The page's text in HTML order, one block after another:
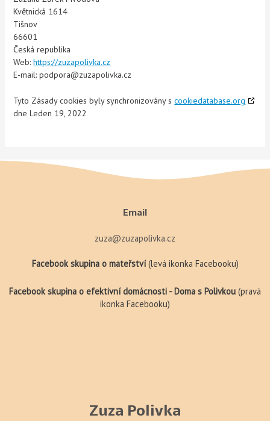
Květnická 1614
Tišnov
66601
Česká republika
Web:https://zuzapolivka.cz
E-mail:zc.akvilopazuz@aropdop
Tyto Zásady cookies byly synchronizovány scookiedatabase.org
dne Leden 19, 2022
Email
zuza@zuzapolivka.cz
Facebook skupina o mateřství(levá ikonka Facebooku)
Facebook skupina o efektivní domácnosti - Doma s Polivkou (pravá
ikonka Facebooku)
Zuza Polivka